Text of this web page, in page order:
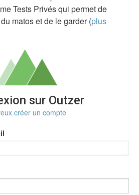
Tests Privés qui permet de
matos et de le garder (plus
sur Outzer
créer un compte